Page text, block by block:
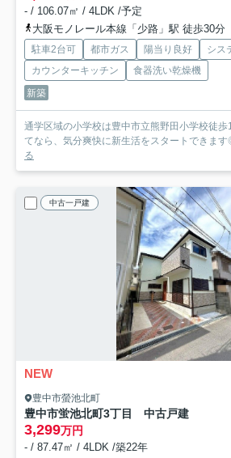
- / 106.07㎡ / 4LDK /予定
大阪モノレール本線「少路」駅 徒歩30分
駐車2台可 都市ガス 陽当り良好
シス
カウンターキッチン
食器洗い乾燥機
新築
通学区域の小学校は豊中市立熊野田小学校徒
てなら、気分爽快に新生活をスタートできま
る
中古一戸建
NEW
豊中市螢池北町
豊中市蛍池北町3丁目 中古戸建
3,299万円
- / 87.47㎡ / 4LDK /築22年